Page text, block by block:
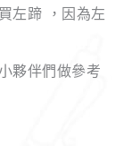
左蹄 ，因為左
夥伴們做參考